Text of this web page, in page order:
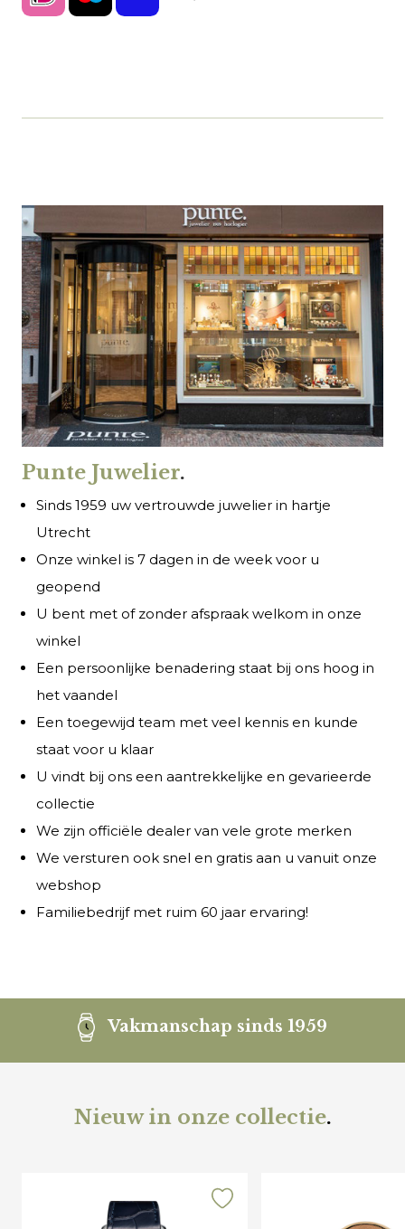
Punte Juwelier.
Sinds 1959 uw vertrouwde juwelier in hartje
Utrecht
Onze winkel is 7 dagen in de week voor u
geopend
U bent met of zonder afspraak welkom in onze
winkel
Een persoonlijke benadering staat bij ons hoog in
het vaandel
Een toegewijd team met veel kennis en kunde
staat voor u klaar
U vindt bij ons een aantrekkelijke en gevarieerde
collectie
We zijn officiële dealer van vele grote merken
We versturen ook snel en gratis aan u vanuit onze
webshop
Familiebedrijf met ruim 60 jaar ervaring!
Vakmanschap sinds 1959
Nieuw in onze collectie.